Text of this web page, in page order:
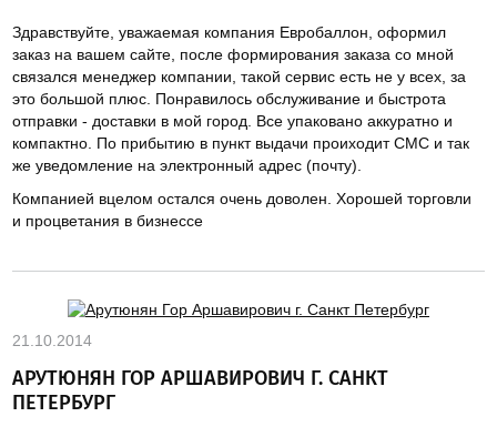
Здравствуйте, уважаемая компания Евробаллон, оформил
заказ на вашем сайте, после формирования заказа со мной
связался менеджер компании, такой сервис есть не у всех, за
это большой плюс. Понравилось обслуживание и быстрота
отправки - доставки в мой город. Все упаковано аккуратно и
компактно. По прибытию в пункт выдачи проиходит СМС и так
же уведомление на электронный адрес (почту).
Компанией вцелом остался очень доволен. Хорошей торговли
и процветания в бизнессе
21.10.2014
АРУТЮНЯН ГОР АРШАВИРОВИЧ Г. САНКТ
ПЕТЕРБУРГ